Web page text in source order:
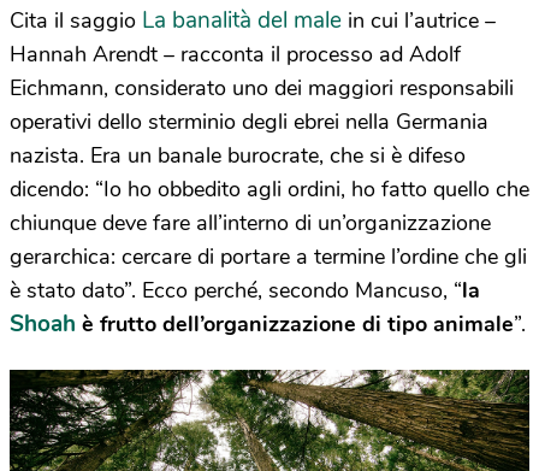
Cita il saggio La banalità del male in cui l’autrice –
Hannah Arendt – racconta il processo ad Adolf
Eichmann, considerato uno dei maggiori responsabili
operativi dello sterminio degli ebrei nella Germania
nazista. Era un banale burocrate, che si è difeso
dicendo: “Io ho obbedito agli ordini, ho fatto quello che
chiunque deve fare all’interno di un’organizzazione
gerarchica: cercare di portare a termine l’ordine che gli
è stato dato”. Ecco perché, secondo Mancuso, “la
Shoah è frutto dell’organizzazione di tipo animale”.